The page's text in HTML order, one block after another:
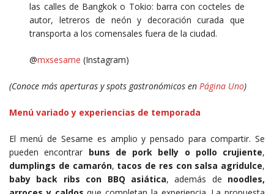
las calles de Bangkok o Tokio: barra con cocteles de
autor, letreros de neón y decoración curada que
transporta a los comensales fuera de la ciudad.
@mxsesame (Instagram)
(Conoce más aperturas y spots gastronómicos en Página Uno)
Menú variado y experiencias de temporada
El menú de Sesame es amplio y pensado para compartir. Se
pueden encontrar buns de pork belly o pollo crujiente,
dumplings de camarón, tacos de res con salsa agridulce,
baby back ribs con BBQ asiática, además de noodles,